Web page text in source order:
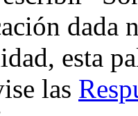
dada
esta
las